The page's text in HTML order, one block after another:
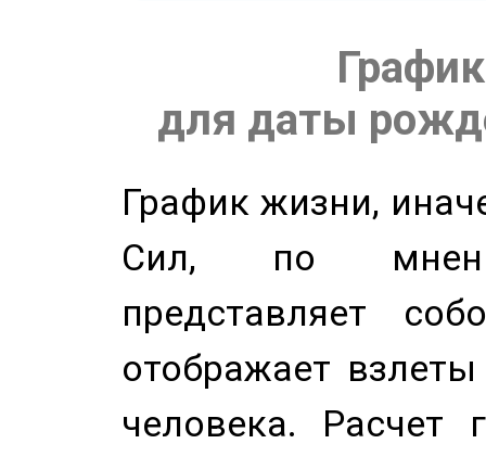
для даты
График жизни,
Сил, по
представляет
отображает
человека. Расчет